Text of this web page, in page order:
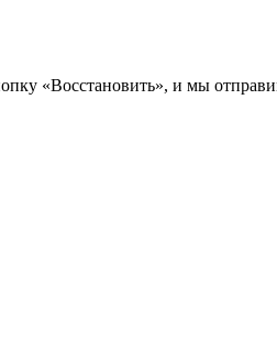
«Восстановить», и мы